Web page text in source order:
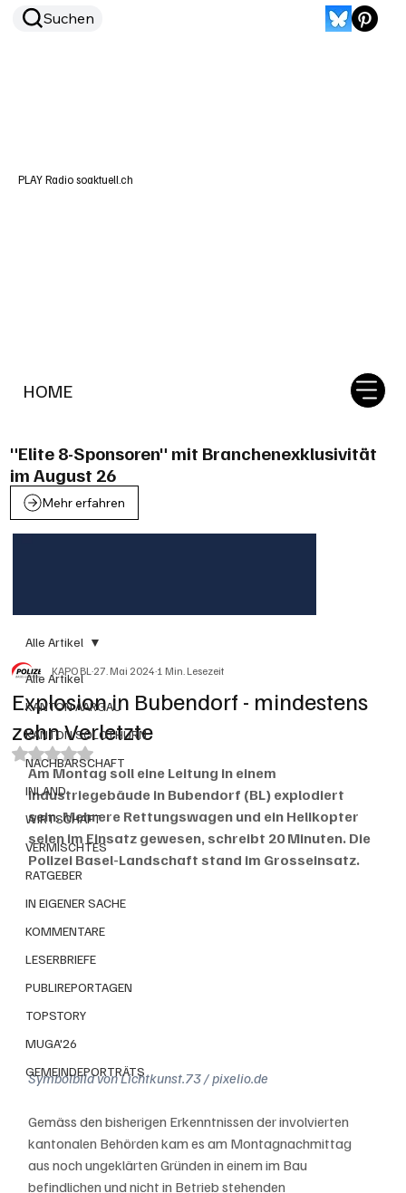
HOME
Suchen
PLAY Radio soaktuell.ch
"Elite 8-Sponsoren" mit Branchenexklusivität
im August 26
Mehr erfahren
Alle Artikel
KANTON AARGAU
KANTON SOLOTHURN
NACHBARSCHAFT
INLAND
WIRTSCHAFT
VERMISCHTES
RATGEBER
IN EIGENER SACHE
KOMMENTARE
LESERBRIEFE
PUBLIREPORTAGEN
TOPSTORY
MUGA'26
GEMEINDEPORTRÄTS
Alle Artikel
Explosion in Bubendorf - mindestens
zehn Verletzte
KAPO BL27. Mai 20241 Min. Lesezeit
Mit NaN von 5 Sternen bewertet.
Am Montag soll eine Leitung in einem
Industriegebäude in Bubendorf (BL) explodiert
sein. Mehrere Rettungswagen und ein Helikopter
seien im Einsatz gewesen, schreibt 20 Minuten. Die
Polizei Basel-Landschaft stand im Grosseinsatz.
Symbolbild von Lichtkunst.73 / pixelio.de
Gemäss den bisherigen Erkenntnissen der involvierten
kantonalen Behörden kam es am Montagnachmittag
aus noch ungeklärten Gründen in einem im Bau
befindlichen und nicht in Betrieb stehenden